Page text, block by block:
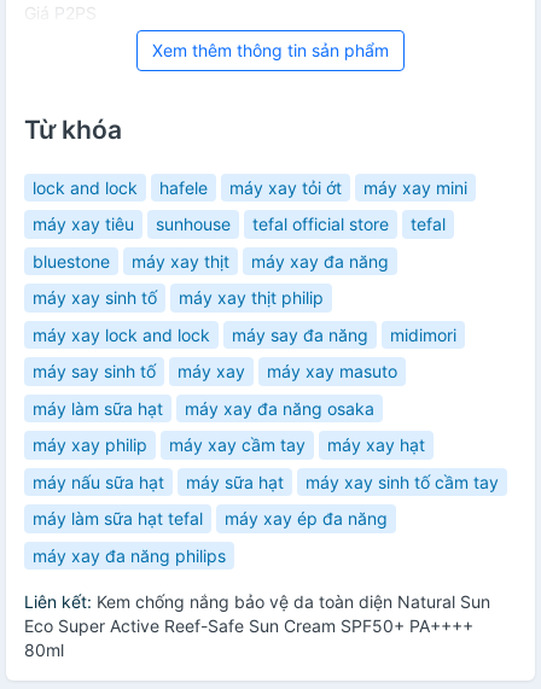
Giá P2PS
Xem thêm thông tin sản phẩm
Từ khóa
lock and lock hafele máy xay tỏi ớt
máy xay mini
máy xay tiêu
sunhouse tefal official store
tefal
bluestone
máy xay thịt
máy xay đa năng
máy xay sinh tố
máy xay thịt philip
máy xay lock and lock
máy say đa năng
midimori
máy say sinh tố
máy xay
máy xay masuto
máy làm sữa hạt
máy xay đa năng osaka
máy xay philip
máy xay cầm tay
máy xay hạt
máy nấu sữa hạt
máy sữa hạt
máy xay sinh tố cầm tay
máy làm sữa hạt tefal
máy xay ép đa năng
máy xay đa năng philips
Liên kết: Kem chống nắng bảo vệ da toàn diện Natural Sun
Eco Super Active Reef-Safe Sun Cream SPF50+ PA++++
80ml